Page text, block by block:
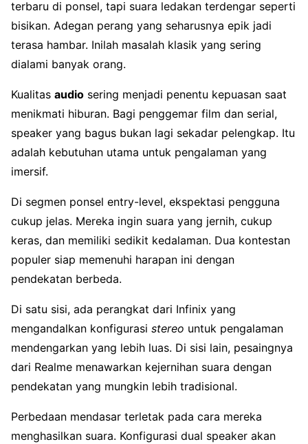
terbaru di ponsel, tapi suara ledakan terdengar seperti
bisikan. Adegan perang yang seharusnya epik jadi
terasa hambar. Inilah masalah klasik yang sering
dialami banyak orang.
Kualitas audio sering menjadi penentu kepuasan saat
menikmati hiburan. Bagi penggemar film dan serial,
speaker yang bagus bukan lagi sekadar pelengkap. Itu
adalah kebutuhan utama untuk pengalaman yang
imersif.
Di segmen ponsel entry-level, ekspektasi pengguna
cukup jelas. Mereka ingin suara yang jernih, cukup
keras, dan memiliki sedikit kedalaman. Dua kontestan
populer siap memenuhi harapan ini dengan
pendekatan berbeda.
Di satu sisi, ada perangkat dari Infinix yang
mengandalkan konfigurasi stereo untuk pengalaman
mendengarkan yang lebih luas. Di sisi lain, pesaingnya
dari Realme menawarkan kejernihan suara dengan
pendekatan yang mungkin lebih tradisional.
Perbedaan mendasar terletak pada cara mereka
menghasilkan suara. Konfigurasi dual speaker akan